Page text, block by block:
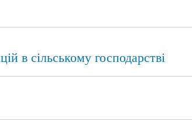
в сільському господарстві